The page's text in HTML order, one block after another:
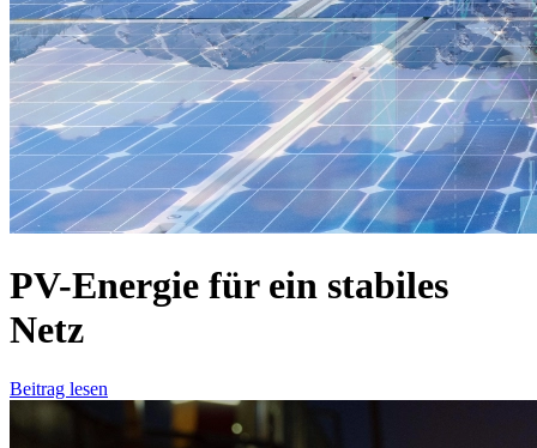
PV-Energie für ein stabiles
Netz
Beitrag lesen